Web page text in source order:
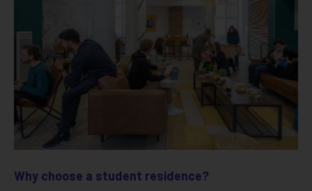
Why choose a student residence?